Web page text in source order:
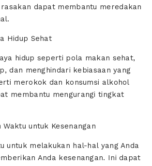
dapat membantu meredakan
Hidup Sehat
hidup seperti pola makan sehat,
dan menghindari kebiasaan yang
merokok dan konsumsi alkohol
membantu mengurangi tingkat
Waktu untuk Kesenangan
untuk melakukan hal-hal yang Anda
Anda kesenangan. Ini dapat